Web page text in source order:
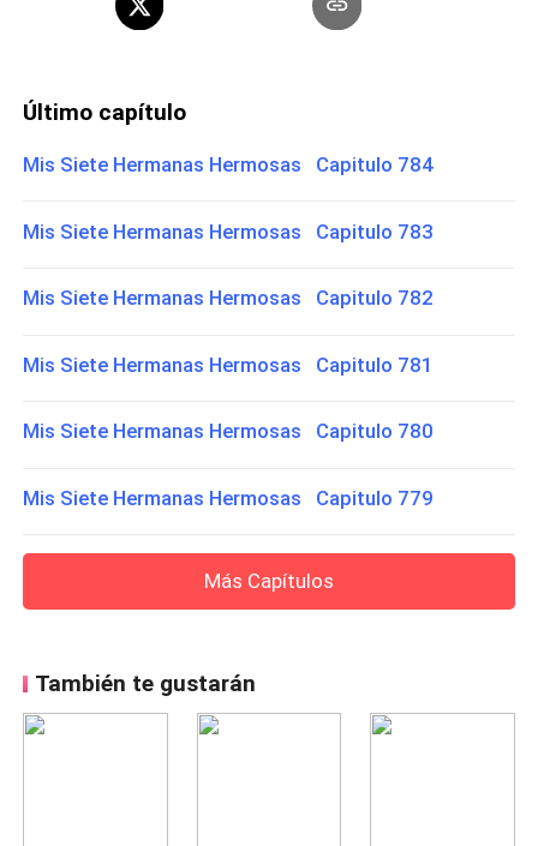
Último capítulo
Mis Siete Hermanas Hermosas Capitulo 784
Mis Siete Hermanas Hermosas Capitulo 783
Mis Siete Hermanas Hermosas Capitulo 782
Mis Siete Hermanas Hermosas Capitulo 781
Mis Siete Hermanas Hermosas Capitulo 780
Mis Siete Hermanas Hermosas Capitulo 779
Más Capítulos
También te gustarán